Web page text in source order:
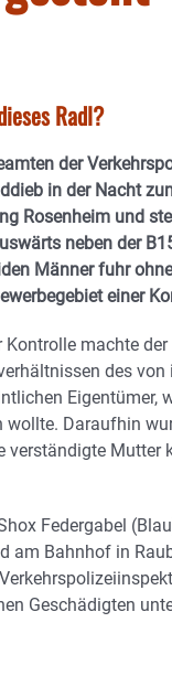
Radl?
der
in der Nacht
Rosenheim und
neben der
Männer fuhr
einer
Kontrolle machte
des
Eigentümer,
wollte. Daraufhin
Federgabel
am Bahnhof in
Geschädigten